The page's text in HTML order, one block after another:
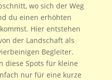
wo sich der Weg
du einen erhöhten
Hier entstehen
der Landschaft als
Begleiter.
diese Spots für kleine
nur für eine kurze